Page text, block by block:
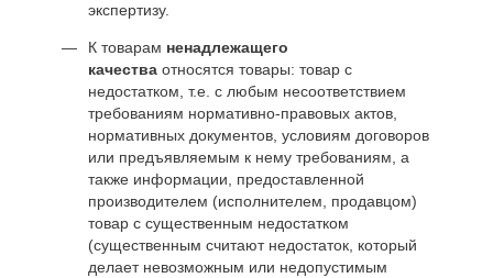
экспертизу.
К товарам ненадлежащего
качества относятся товары: товар с
недостатком, т.е. с любым несоответствием
требованиям нормативно-правовых актов,
нормативных документов, условиям договоров
или предъявляемым к нему требованиям, а
также информации, предоставленной
производителем (исполнителем, продавцом)
товар с существенным недостатком
(существенным считают недостаток, который
делает невозможным или недопустимым